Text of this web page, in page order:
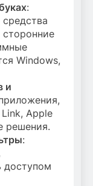
:
Windows,
и
Apple
решения.
:
доступом